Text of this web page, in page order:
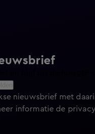
nieuwsbrief met
informatie de